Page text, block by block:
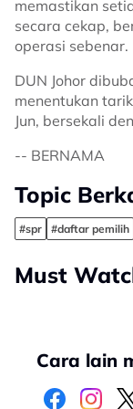
memastikan
secara cekap,
operasi sebenar.
DUN Johor
menentukan
Jun, bersekali
-- BERNAMA
Topic
#spr #daftar pemilih
Must
Cara lain